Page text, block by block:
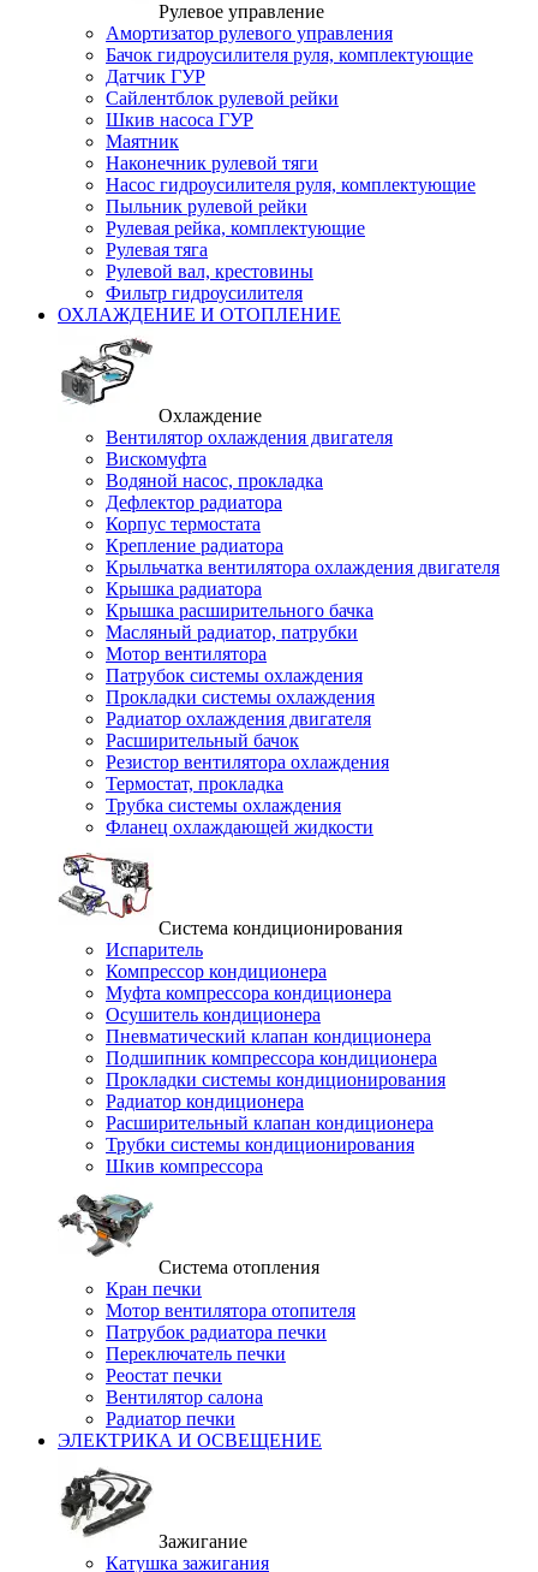
Рулевое управление
Амортизатор рулевого управления
Бачок гидроусилителя руля, комплектующие
Датчик ГУР
Сайлентблок рулевой рейки
Шкив насоса ГУР
Маятник
Наконечник рулевой тяги
Насос гидроусилителя руля, комплектующие
Пыльник рулевой рейки
Рулевая рейка, комплектующие
Рулевая тяга
Рулевой вал, крестовины
Фильтр гидроусилителя
ОХЛАЖДЕНИЕ И ОТОПЛЕНИЕ
Охлаждение
Вентилятор охлаждения двигателя
Вискомуфта
Водяной насос, прокладка
Дефлектор радиатора
Корпус термостата
Крепление радиатора
Крыльчатка вентилятора охлаждения двигателя
Крышка радиатора
Крышка расширительного бачка
Масляный радиатор, патрубки
Мотор вентилятора
Патрубок системы охлаждения
Прокладки системы охлаждения
Радиатор охлаждения двигателя
Расширительный бачок
Резистор вентилятора охлаждения
Термостат, прокладка
Трубка системы охлаждения
Фланец охлаждающей жидкости
Система кондиционирования
Испаритель
Компрессор кондиционера
Муфта компрессора кондиционера
Осушитель кондиционера
Пневматический клапан кондиционера
Подшипник компрессора кондиционера
Прокладки системы кондиционирования
Радиатор кондиционера
Расширительный клапан кондиционера
Трубки системы кондиционирования
Шкив компрессора
Система отопления
Кран печки
Мотор вентилятора отопителя
Патрубок радиатора печки
Переключатель печки
Реостат печки
Вентилятор салона
Радиатор печки
ЭЛЕКТРИКА И ОСВЕЩЕНИЕ
Зажигание
Катушка зажигания